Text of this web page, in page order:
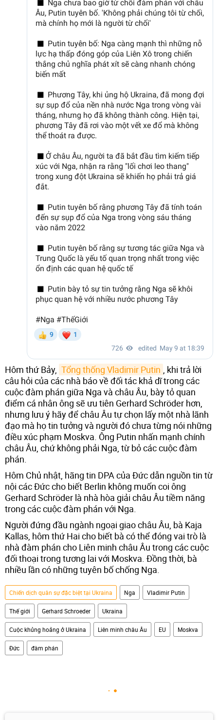
Hôm thứ Bảy, Tổng thống Vladimir Putin
, khi trả lời
câu hỏi của các nhà báo về đối tác khả dĩ trong các
cuộc đàm phán giữa Nga và châu Âu, bày tỏ quan
điểm cá nhân ông sẽ ưu tiên Gerhard Schröder hơn,
nhưng lưu ý hãy để châu Âu tự chọn lấy một nhà lãnh
đạo mà họ tin tưởng và người đó chưa từng nói những
điều xúc phạm Moskva. Ông Putin nhấn mạnh chính
châu Âu, chứ không phải Nga, từ bỏ các cuộc đàm
phán.
Hôm Chủ nhật, hãng tin DPA của Đức dẫn nguồn tin từ
nội các Đức cho biết Berlin không muốn coi ông
Gerhard Schröder là nhà hòa giải châu Âu tiềm năng
trong các cuộc đàm phán với Nga.
Người đứng đầu ngành ngoại giao châu Âu, bà Kaja
Kallas, hôm thứ Hai cho biết bà có thể đóng vai trò là
nhà đàm phán cho Liên minh châu Âu trong các cuộc
đối thoại trong tương lai với Moskva. Đồng thời, bà
nhiều lần có những tuyên bố chống Nga.
Chiến dịch quân sự đặc biệt tại Ukraina Nga Vladimir Putin
Thế giới Gerhard Schroeder Ukraina
Cuộc khủng hoảng ở Ukraina Liên minh châu Âu EU Moskva
Đức đàm phán